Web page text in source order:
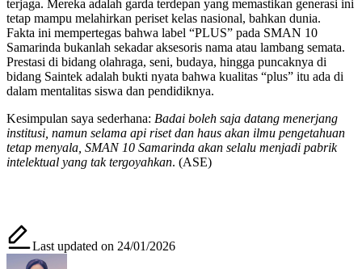
terjaga. Mereka adalah garda terdepan yang memastikan generasi ini
tetap mampu melahirkan periset kelas nasional, bahkan dunia.
​Fakta ini mempertegas bahwa label “PLUS” pada SMAN 10
Samarinda bukanlah sekadar aksesoris nama atau lambang semata.
Prestasi di bidang olahraga, seni, budaya, hingga puncaknya di
bidang Saintek adalah bukti nyata bahwa kualitas “plus” itu ada di
dalam mentalitas siswa dan pendidiknya.
​Kesimpulan saya sederhana: Badai boleh saja datang menerjang
institusi, namun selama api riset dan haus akan ilmu pengetahuan
tetap menyala, SMAN 10 Samarinda akan selalu menjadi pabrik
intelektual yang tak tergoyahkan. (ASE)
Last updated on 24/01/2026